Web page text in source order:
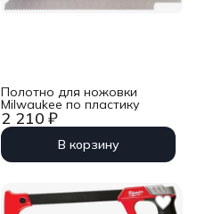
2 210 ₽
Полотно для ножовки
Milwaukee по пластику
В корзину